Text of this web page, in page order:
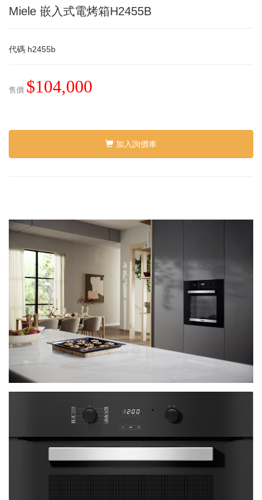
Miele 嵌入式電烤箱H2455B
代碼 h2455b
售價 $104,000
加入詢價車